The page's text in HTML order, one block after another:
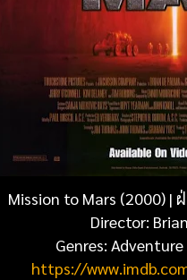
Mission to Mars (2000) |
Director:
Genres: Adventure
https://